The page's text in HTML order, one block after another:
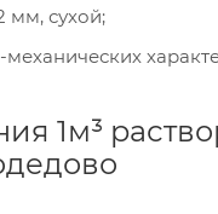
мм, сухой;
1м³